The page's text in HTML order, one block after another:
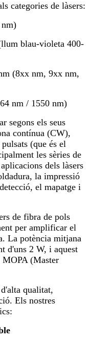
categories de làsers:
nm)
blau-violeta 400-
(8xx nm, 9xx nm,
nm / 1550 nm)
segons els seus
contínua (CW),
(que és el
les sèries de
dels làsers
la impressió
el mapatge i
de fibra de pols
per amplificar el
La potència mitjana
d'uns 2 W, i aquest
(Master
qualitat,
Els nostres